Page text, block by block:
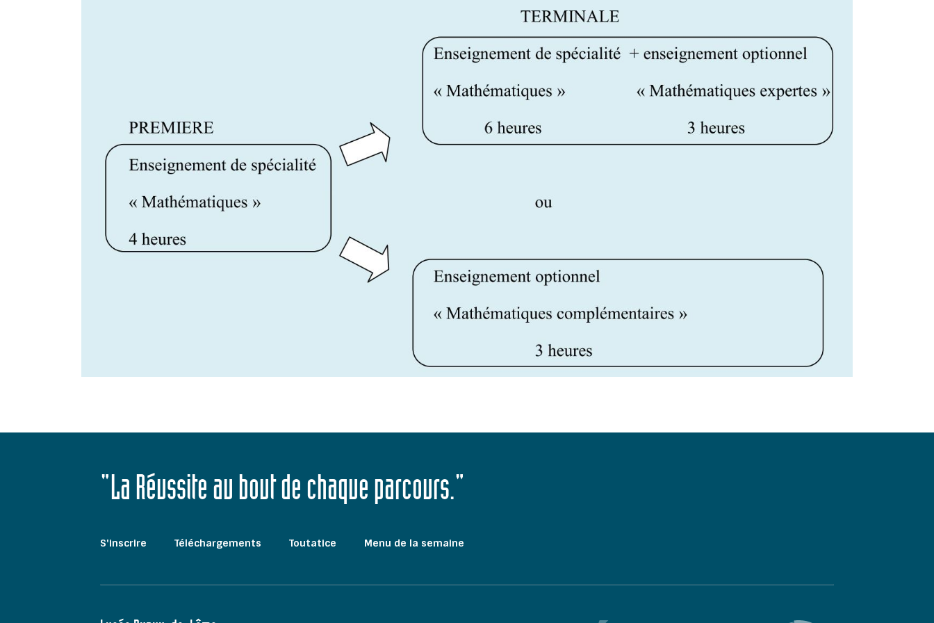
"La Réussite au bout de chaque parcours."
S'inscrire Téléchargements Toutatice Menu de la semaine